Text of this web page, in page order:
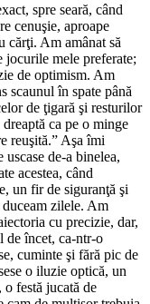
spre seară, când
cenuşie, aproape
cărţi. Am amânat să
mele preferate;
de optimism. Am
scaunul în spate până
de ţigară şi resturilor
ca pe o minge
reuşită.” Aşa îmi
uscase de-a binelea,
acestea, când
un fir de siguranţă şi
zilele. Am
cu precizie, dar,
de încet, ca-ntr-o
cuminte şi fără pic de
o iluzie optică, un
festă jucată de